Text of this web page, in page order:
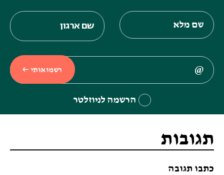
הרשמה לניוזלטר
רשמו אותי
תגובות
כתבו תגובה